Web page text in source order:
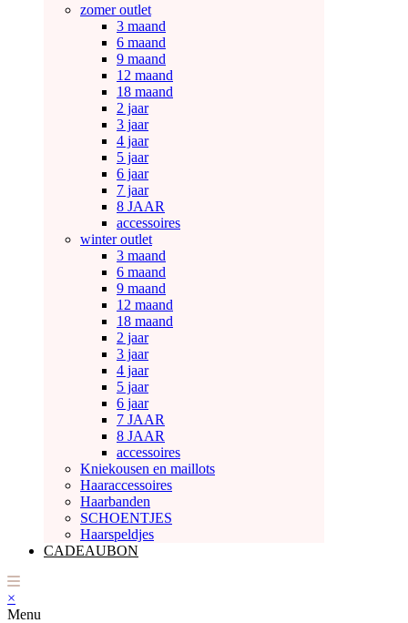
zomer outlet
3 maand
6 maand
9 maand
12 maand
18 maand
2 jaar
3 jaar
4 jaar
5 jaar
6 jaar
7 jaar
8 JAAR
accessoires
winter outlet
3 maand
6 maand
9 maand
12 maand
18 maand
2 jaar
3 jaar
4 jaar
5 jaar
6 jaar
7 JAAR
8 JAAR
accessoires
Kniekousen en maillots
Haaraccessoires
Haarbanden
SCHOENTJES
Haarspeldjes
CADEAUBON
×
Menu